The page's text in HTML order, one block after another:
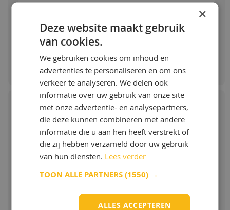
transfer systems which suffer from carbon
formation due to thermal and oxidative
degradation. Might be used as a change-over
cases please get in contact with the FLT
product management prior to any local
action to get detailed advice.
Meer info
€ 20,59 / L
Bestellen & Meer info
Voedselveilig
Speciale tandwielvloeistof voor gebruik in
apparatuur voor de productie van
CASSIDA FM GEAR OIL TLS 150 toepassingen:
×
Deze website maakt gebruik
van cookies.
We gebruiken cookies om inhoud en
advertenties te personaliseren en om ons
verkeer te analyseren. We delen ook
informatie over uw gebruik van onze site
met onze advertentie- en analysepartners,
die deze kunnen combineren met andere
informatie die u aan hen heeft verstrekt of
die zij hebben verzameld door uw gebruik
van hun diensten. Lees verder
TOON ALLE PARTNERS(1550) →
ALLES ACCEPTEREN